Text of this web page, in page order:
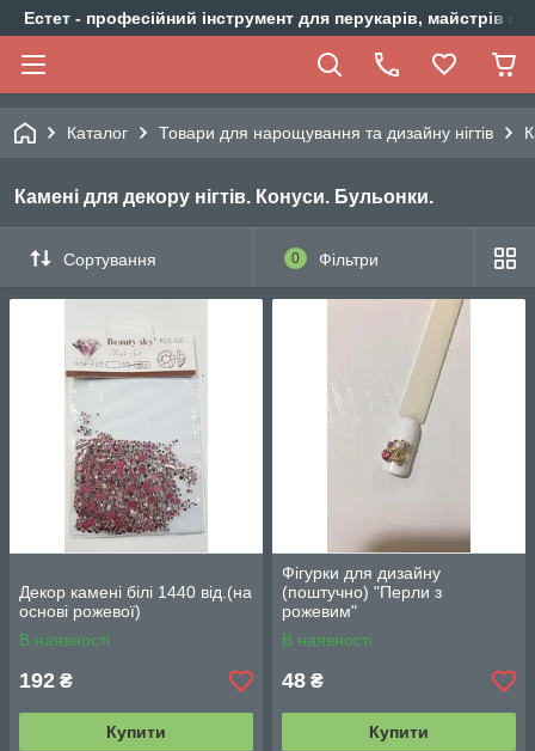
Естет - професійний інструмент для перукарів, майстрів
Каталог Товари для нарощування та дизайну нігтів
Камені для декору нігтів. Конуси. Бульонки.
Сортування 0 Фільтри
Декор камені білі 1440 від.(на
основі рожевої)
В наявності
192 ₴
Купити
Фігурки для дизайну
(поштучно) "Перли з
рожевим"
В наявності
48 ₴
Купити